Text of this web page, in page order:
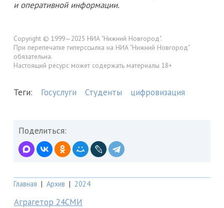
и оперативной информации.
Copyright © 1999—2025 НИА "Нижний Новгород".
При перепечатке гиперссылка на НИА "Нижний Новгород"
обязательна.
Настоящий ресурс может содержать материалы 18+
Теги: Госуслуги Студенты цифровизация
Поделиться:
Главная | Архив | 2024
Аграгетор 24СМИ